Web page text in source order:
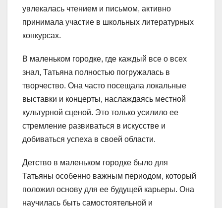
увлекалась чтением и письмом, активно
принимала участие в школьных литературных
конкурсах.
В маленьком городке, где каждый все о всех
знал, Татьяна полностью погружалась в
творчество. Она часто посещала локальные
выставки и концерты, наслаждаясь местной
культурной сценой. Это только усилило ее
стремление развиваться в искусстве и
добиваться успеха в своей области.
Детство в маленьком городке было для
Татьяны особенно важным периодом, который
положил основу для ее будущей карьеры. Она
научилась быть самостоятельной и